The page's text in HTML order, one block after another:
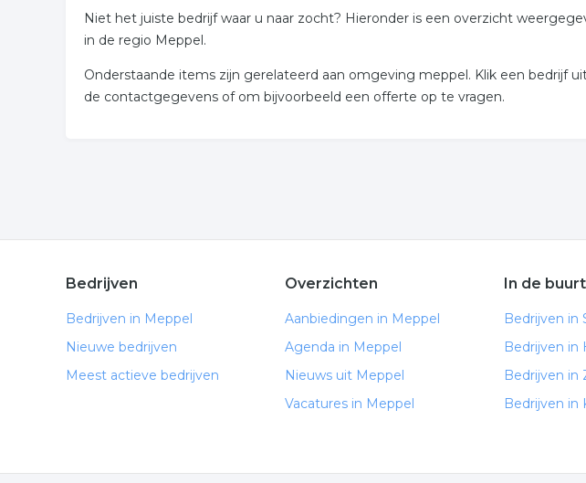
Niet het juiste bedrijf waar u naar zocht? Hieronder is een overzicht
in de regio Meppel.
Onderstaande items zijn gerelateerd aan omgeving meppel. Klik een bedrijf
de contactgegevens of om bijvoorbeeld een offerte op te vragen.
Bedrijven
Bedrijven in Meppel
Nieuwe bedrijven
Meest actieve bedrijven
Overzichten
Aanbiedingen in Meppel
Agenda in Meppel
Nieuws uit Meppel
Vacatures in Meppel
In de buurt
Bedrijven in
Bedrijven in
Bedrijven in
Bedrijven in